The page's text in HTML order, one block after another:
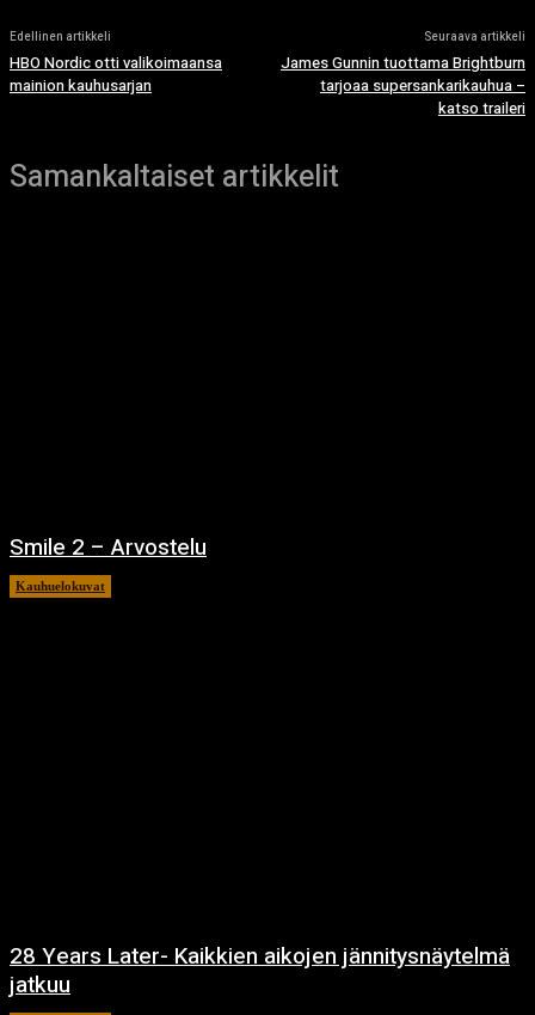
Edellinen artikkeli
HBO Nordic otti valikoimaansa
mainion kauhusarjan
Seuraava artikkeli
James Gunnin tuottama Brightburn
tarjoaa supersankarikauhua –
katso traileri
Samankaltaiset artikkelit
Smile 2 – Arvostelu
Kauhuelokuvat
28 Years Later- Kaikkien aikojen jännitysnäytelmä
jatkuu